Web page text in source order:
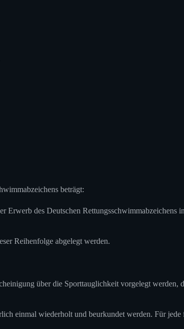
beträgt:
des Deutschen Rettungsschwimmabzeichens
Reihenfolge abgelegt werden.
über die Sporttauglichkeit vorgelegt werden,
einmal wiederholt und beurkundet werden. Für